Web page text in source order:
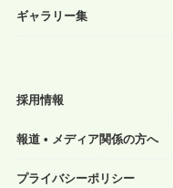
ギャラリー集
採用情報
報道 • メディア関係の方へ
プライバシーポリシー